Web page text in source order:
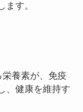
ます。
養素が、免疫
、健康を維持す